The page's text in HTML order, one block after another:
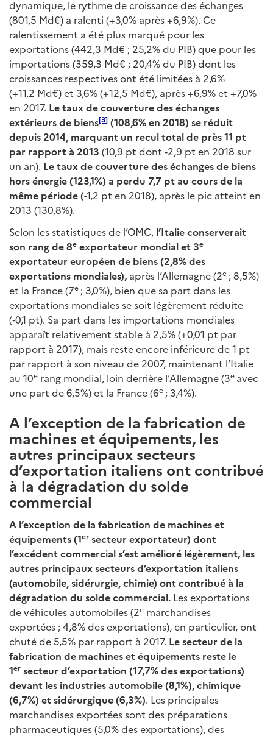
dynamique, le rythme de croissance des échanges
(801,5 Md€) a ralenti (+3,0% après +6,9%). Ce
ralentissement a été plus marqué pour les
exportations (442,3 Md€ ; 25,2% du PIB) que pour les
importations (359,3 Md€ ; 20,4% du PIB) dont les
croissances respectives ont été limitées à 2,6%
(+11,2 Md€) et 3,6% (+12,5 Md€), après +6,9% et +7,0%
en 2017. Le taux de couverture des échanges
extérieurs de biens[3] (108,6% en 2018) se réduit
depuis 2014, marquant un recul total de près 11 pt
par rapport à 2013 (10,9 pt dont -2,9 pt en 2018 sur
un an). Le taux de couverture des échanges de biens
hors énergie (123,1%) a perdu 7,7 pt au cours de la
même période (-1,2 pt en 2018), après le pic atteint en
2013 (130,8%).
Selon les statistiques de l’OMC, l’Italie conserverait
son rang de 8e exportateur mondial et 3e
exportateur européen de biens (2,8% des
exportations mondiales), après l’Allemagne (2e ; 8,5%)
et la France (7e ; 3,0%), bien que sa part dans les
exportations mondiales se soit légèrement réduite
(‑0,1 pt). Sa part dans les importations mondiales
apparaît relativement stable à 2,5% (+0,01 pt par
rapport à 2017), mais reste encore inférieure de 1 pt
par rapport à son niveau de 2007, maintenant l’Italie
au 10e rang mondial, loin derrière l’Allemagne (3e avec
une part de 6,5%) et la France (6e ; 3,4%).
A l’exception de la fabrication de
machines et équipements, les
autres principaux secteurs
d’exportation italiens ont contribué
à la dégradation du solde
commercial
A l’exception de la fabrication de machines et
équipements (1er secteur exportateur) dont
l’excédent commercial s’est amélioré légèrement, les
autres principaux secteurs d’exportation italiens
(automobile, sidérurgie, chimie) ont contribué à la
dégradation du solde commercial. Les exportations
de véhicules automobiles (2e marchandises
exportées ; 4,8% des exportations), en particulier, ont
chuté de 5,5% par rapport à 2017. Le secteur de la
fabrication de machines et équipements reste le
1er secteur d’exportation (17,7% des exportations)
devant les industries automobile (8,1%), chimique
(6,7%) et sidérurgique (6,3%). Les principales
marchandises exportées sont des préparations
pharmaceutiques (5,0% des exportations), des